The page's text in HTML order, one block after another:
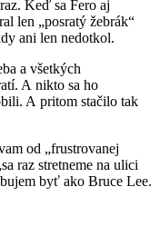
Keď sa Fero aj
len „posratý žebrák“
ani len nedotkol.
a všetkých
A nikto sa ho
A pritom stačilo tak
od „frustrovanej
raz stretneme na ulici
byť ako Bruce Lee.